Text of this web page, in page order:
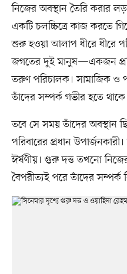
নিজের অবস্থান তৈরি করার
একটি চলচ্চিত্রে কাজ করতে
শুরু হওয়া আলাপ ধীরে ধীরে
জগতের দুই মানুষ—একজন
তরুণ পরিচালক। সামাজিক ও
তাঁদের সম্পর্ক গভীর হতে
তবে সে সময় তাঁদের অবস্থান
পরিবারের প্রধান
ঈর্ষণীয়। গুরু দত্ত তখনো
বৈপরীত্যই পরে তাঁদের সম্পর্ক